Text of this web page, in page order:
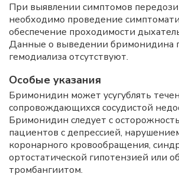
При выявлении симптомов
необходимо проведение
обеспечение проходимости
Данные о выведении бримонидина
гемодиализа отсутствуют.
Особые указания
Бримонидин может усугублять
сопровождающихся сосудистой
Бримонидин следует с
пациентов с депрессией,
коронарного кровообращения,
ортостатической гипотензией или
тромбангиитом.